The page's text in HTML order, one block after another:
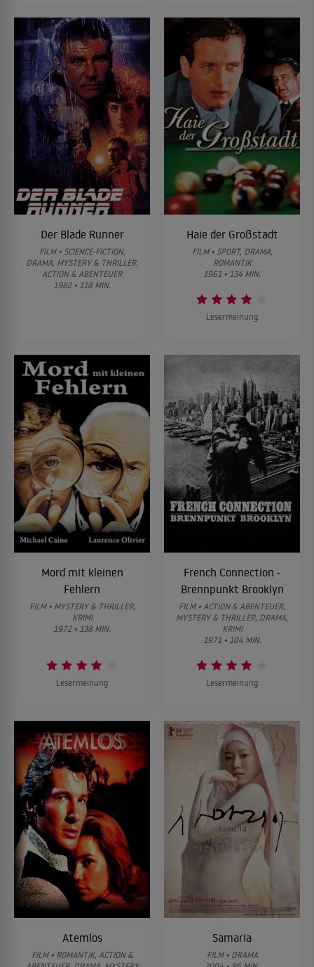
Der Blade Runner
FILM • SCIENCE-FICTION,
DRAMA, MYSTERY & THRILLER,
ACTION & ABENTEUER
1982 • 118 MIN.
Haie der Großstadt
FILM • SPORT, DRAMA,
ROMANTIK
1961 • 134 MIN.
Lesermeinung
Mord mit kleinen
Fehlern
FILM • MYSTERY & THRILLER,
KRIMI
1972 • 138 MIN.
Lesermeinung
French Connection -
Brennpunkt Brooklyn
FILM • ACTION & ABENTEUER,
MYSTERY & THRILLER, DRAMA,
KRIMI
1971 • 104 MIN.
Lesermeinung
Atemlos
FILM • ROMANTIK, ACTION &
Samaria
FILM • DRAMA